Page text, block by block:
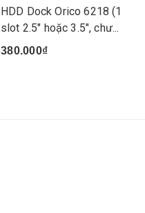
HDD Dock Orico 6218 (1
slot 2.5" hoặc 3.5", chư...
380.000₫